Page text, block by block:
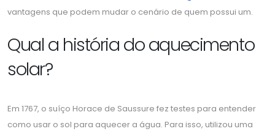
vantagens que podem mudar o cenário de quem possui um.
Qual a história do aquecimento
solar?
Em 1767, o suíço Horace de Saussure fez testes para entender
como usar o sol para aquecer a água. Para isso, utilizou uma